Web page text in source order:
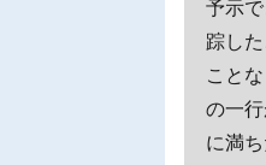
予示
踪し
こと
の一
に満